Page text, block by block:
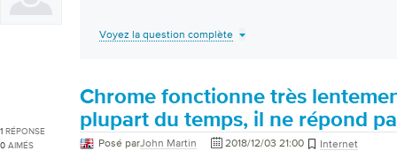
Voyez la question complète
1 RÉPONSE
0 AIMÉS
Chrome fonctionne très
plupart du temps, il ne répond
Posé parJohn Martin 2018/12/03 21:00 Internet